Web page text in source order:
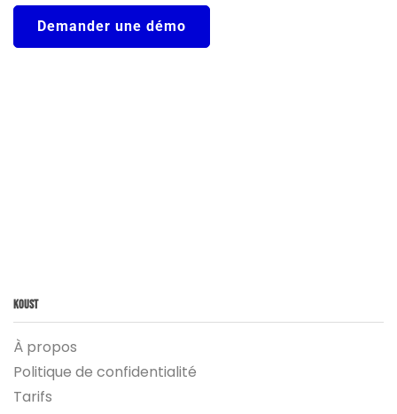
Demander une démo
Koust
À propos
Politique de confidentialité
Tarifs